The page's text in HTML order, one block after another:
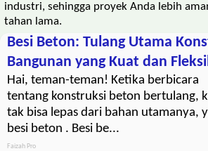
industri, sehingga proyek Anda lebih
tahan lama.
Besi Beton: Tulang Utama
Bangunan yang Kuat dan
Hai, teman-teman! Ketika berbicara
tentang konstruksi beton bertulang,
tak bisa lepas dari bahan utamanya,
besi beton . Besi be...
Faizah Pro